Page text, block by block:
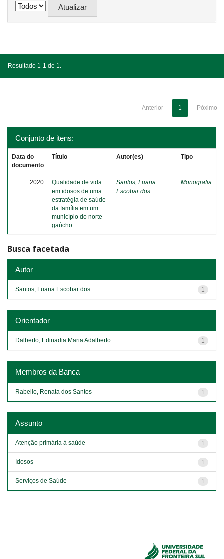
Resultado 1-1 de 1.
Anterior 1 Póximo
Conjunto de itens:
Data do
documento
Título Autor(es) Tipo
2020
Qualidade de vida
em idosos de uma
estratégia de saúde
da família em um
município do norte
gaúcho
Santos, Luana
Escobar dos
Monografia
Busca facetada
Autor
1
Santos, Luana Escobar dos
Orientador
1
Dalberto, Edinadia Maria Adalberto
Membros da Banca
1
Rabello, Renata dos Santos
Assunto
1
Atenção primária à saúde
1
Idosos
1
Serviços de Saúde